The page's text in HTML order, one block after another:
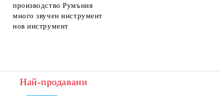
производство Румъния
много звучен инструмент
нов инструмент
Най-продавани